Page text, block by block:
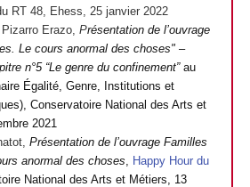
RT 48, Ehess, 25 janvier 2022
Erazo, Présentation de l’ouvrage
Le cours anormal des choses" –
n°5“Le genre du confinement”au
Égalité, Genre, Institutions et
Conservatoire National des Arts et
2021
Présentation de l’ouvrage Familles
anormal des choses
Happy Hour du
National des Arts et Métiers, 13